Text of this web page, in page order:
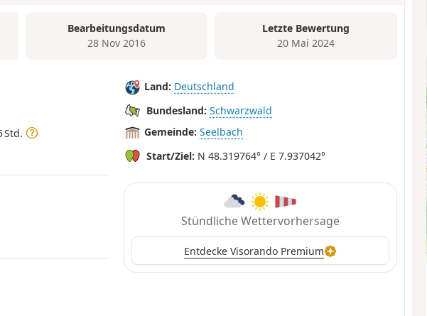
Bearbeitungsdatum
28 Nov 2016
Letzte Bewertung
20 Mai 2024
Std.
Land: Deutschland
Bundesland: Schwarzwald
Gemeinde: Seelbach
Start/Ziel: N 48.319764° / E 7.937042°
Stündliche Wettervorhersage
Entdecke Visorando Premium